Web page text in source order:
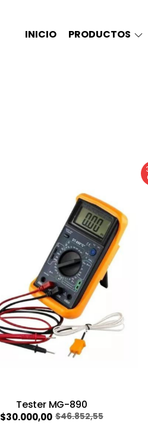
INICIO PRODUCTOS
Tester MG-890
$30.000,00 $46.852,55